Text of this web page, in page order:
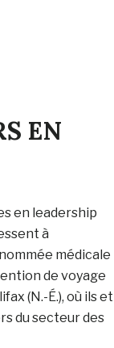
EN
en leadership
à
médicale
de voyage
(N.-É.), où ils et
du secteur des